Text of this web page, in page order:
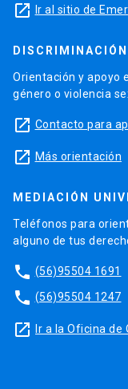
launch Ir al sitio de
Orientación y apoyo
género o violencia
launch Contacto para
launch Más orientación
MEDIACIÓN
Teléfonos para
alguno de tus
phone (56)95504 1691
phone (56)95504 1247
launch Ir a la Oficina de